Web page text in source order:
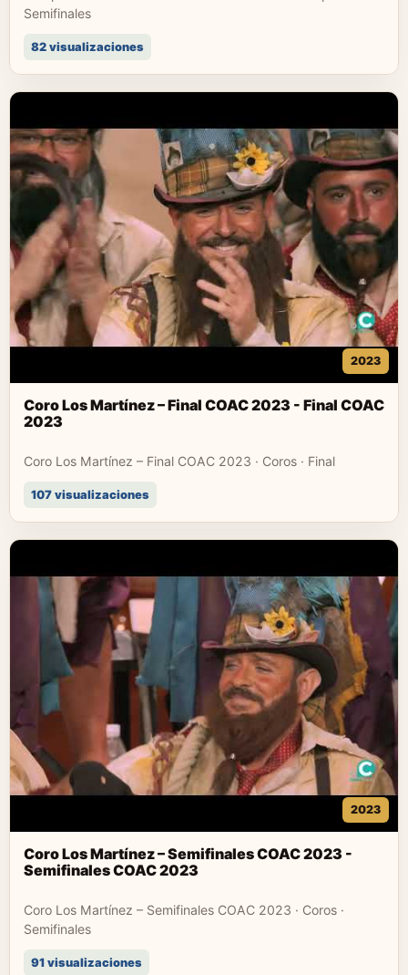
Semifinales
82 visualizaciones
2023
Coro Los Martínez – Final COAC 2023 - Final COAC
2023
Coro Los Martínez – Final COAC 2023 · Coros · Final
107 visualizaciones
2023
Coro Los Martínez – Semifinales COAC 2023 -
Semifinales COAC 2023
Coro Los Martínez – Semifinales COAC 2023 · Coros ·
Semifinales
91 visualizaciones